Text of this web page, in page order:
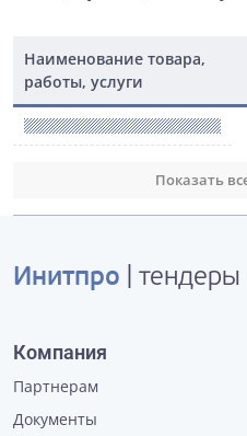
Наименование товара,
работы, услуги
Показать
Инитпро | тендеры
Компания
Партнерам
Документы